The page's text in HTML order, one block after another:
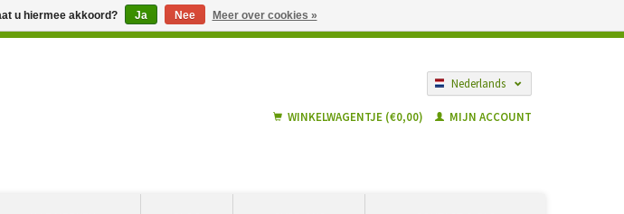
Nederlands
WINKELWAGENTJE (€0,00)
MIJN ACCOUNT
u hiermee akkoord? Ja Nee Meer over cookies »
€ 100 ... Gratis levering in België vanaf € 55 ... Veilig winkelen en geen extra kosten